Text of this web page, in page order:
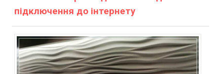
підключення до інтернету